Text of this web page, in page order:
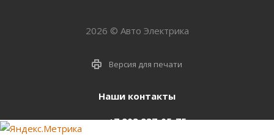
2026 © Авто Электрика
Версия для печати
Наши контакты
+7 903 937-05-75